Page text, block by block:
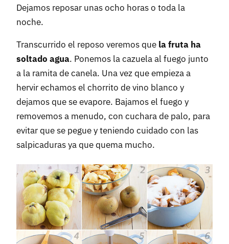
Dejamos reposar unas ocho horas o toda la
noche.
Transcurrido el reposo veremos que la fruta ha
soltado agua. Ponemos la cazuela al fuego junto
a la ramita de canela. Una vez que empieza a
hervir echamos el chorrito de vino blanco y
dejamos que se evapore. Bajamos el fuego y
removemos a menudo, con cuchara de palo, para
evitar que se pegue y teniendo cuidado con las
salpicaduras ya que quema mucho.